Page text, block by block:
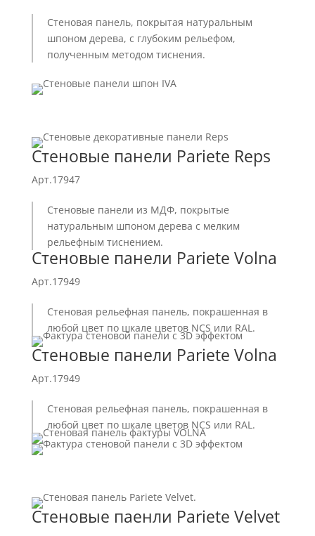
Стеновая панель, покрытая натуральным
шпоном дерева, с глубоким рельефом,
полученным методом тиснения.
Стеновые панели Pariete Reps
Арт.17947
Стеновые панели из МДФ, покрытые
натуральным шпоном дерева с мелким
рельефным тиснением.
Стеновые панели Pariete Volna
Арт.17949
Стеновая рельефная панель, покрашенная в
любой цвет по шкале цветов NCS или RAL.
Стеновые панели Pariete Volna
Арт.17949
Стеновая рельефная панель, покрашенная в
любой цвет по шкале цветов NCS или RAL.
Стеновые паенли Pariete Velvet